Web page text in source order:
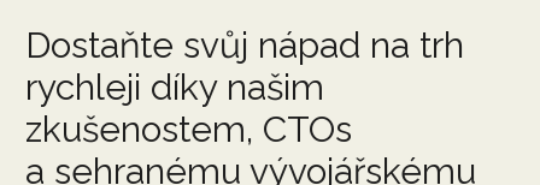
Dostaňte svůj nápad na trh
rychleji díky našim
zkušenostem, CTOs
a sehranému vývojářskému